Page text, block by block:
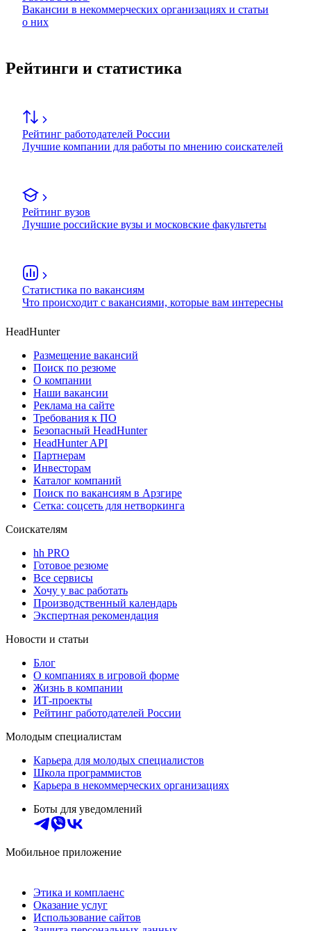
Вакансии в некоммерческих организациях и статьи
о них
Рейтинги и статистика
Рейтинг работодателей России
Лучшие компании для работы по мнению соискателей
Рейтинг вузов
Лучшие российские вузы и московские факультеты
Статистика по вакансиям
Что происходит с вакансиями, которые вам интересны
HeadHunter
Размещение вакансий
Поиск по резюме
О компании
Наши вакансии
Реклама на сайте
Требования к ПО
Безопасный HeadHunter
HeadHunter API
Партнерам
Инвесторам
Каталог компаний
Поиск по вакансиям в Арзгире
Сетка: соцсеть для нетворкинга
Соискателям
hh PRO
Готовое резюме
Все сервисы
Хочу у вас работать
Производственный календарь
Экспертная рекомендация
Новости и статьи
Блог
О компаниях в игровой форме
Жизнь в компании
ИТ-проекты
Рейтинг работодателей России
Молодым специалистам
Карьера для молодых специалистов
Школа программистов
Карьера в некоммерческих организациях
Боты для уведомлений
Мобильное приложение
Этика и комплаенс
Оказание услуг
Использование сайтов